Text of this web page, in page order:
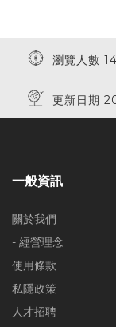
瀏覽人數
更新日期
一般資訊
關於我們
- 經營理念
使用條款
私隱政策
人才招聘